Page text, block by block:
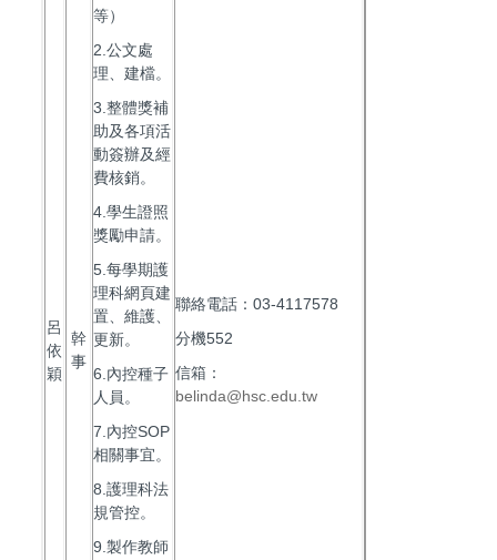
呂
依
穎
幹
事
等）
2.公文處
理、建檔。
3.整體獎補
助及各項活
動簽辦及經
費核銷。
4.學生證照
獎勵申請。
5.每學期護
理科網頁建
置、維護、
更新。
6.內控種子
人員。
7.內控SOP
相關事宜。
8.護理科法
規管控。
9.製作教師
聯絡電話：03-4117578
分機552
信箱：
belinda@hsc.edu.tw